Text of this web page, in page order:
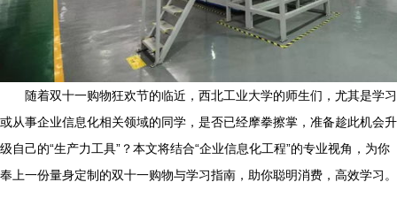
随着双十一购物狂欢节的临近，西北工业大学的师生们，尤其是学习
或从事企业信息化相关领域的同学，是否已经摩拳擦掌，准备趁此机会升
级自己的“生产力工具”？本文将结合“企业信息化工程”的专业视角，为你
奉上一份量身定制的双十一购物与学习指南，助你聪明消费，高效学习。